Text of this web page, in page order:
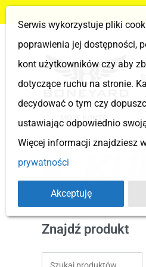
MOJE KONTO
Znajdź produkt
Serwis wykorzystuje pliki
poprawienia jej dostępności,
kont użytkowników czy aby
dotyczące ruchu na stronie.
decydować o tym czy
ustawiając odpowiednio
Więcej informacji znajdziesz
prywatności
Akceptuję